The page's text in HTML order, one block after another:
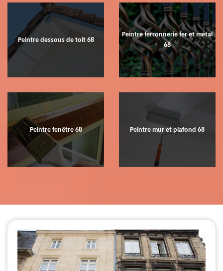
Peintre dessous de toit 68
Peintre ferronnerie fer et métal
68
Peintre fenêtre 68 Peintre mur et plafond 68